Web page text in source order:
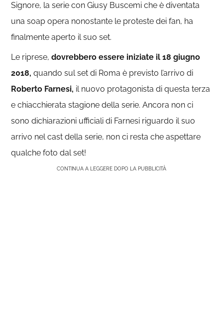
Signore, la serie con Giusy Buscemi che è diventata
una soap opera nonostante le proteste dei fan, ha
finalmente aperto il suo set.
Le riprese,dovrebbero essere iniziate il 18 giugno
2018, quando sul set di Roma è previsto l’arrivo di
Roberto Farnesi, il nuovo protagonista di questa terza
e chiacchierata stagione della serie. Ancora non ci
sono dichiarazioni ufficiali di Farnesi riguardo il suo
arrivo nel cast della serie, non ci resta che aspettare
qualche foto dal set!
CONTINUA A LEGGERE DOPO LA PUBBLICITÀ